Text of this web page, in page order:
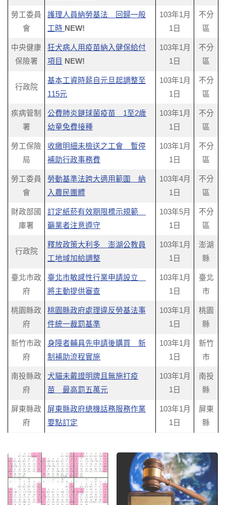
勞工委員
會
護理人員納勞基法 回歸一般
工時 NEW!
103年1月
1日
不分
區
中央健康
保險署
狂犬病人用疫苗納入健保給付
項目 NEW!
103年1月
1日
不分
區
行政院
基本工資時薪自元旦起調整至
115元
103年1月
1日
不分
區
疾病管制
署
公費肺炎鏈球菌疫苗 1至2歲
幼童免費接種
103年1月
1日
不分
區
勞工保險
局
收繳明細未檢送之工會 暫停
補助行政事務費
103年1月
1日
不分
區
勞工委員
會
勞動基準法跨大適用範圍 納
入農民團體
103年4月
1日
不分
區
財政部國
庫署
訂定紙菸有效期限標示規範
籲業者注意遵守
103年5月
1日
不分
區
行政院
釋放政策大利多 澎湖公教員
工地域加給調整
103年1月
1日
澎湖
縣
臺北市政
府
臺北市敏感性行業申請設立
將主動提供審查
103年1月
1日
臺北
市
桃園縣政
府
桃園縣政府處理違反勞基法事
件統一裁罰基準
103年1月
1日
桃園
縣
新竹市政
府
身障者輔具先申請後購買 新
制補助流程實施
103年1月
1日
新竹
市
南投縣政
府
犬貓未戴證明牌且無施打疫
苗 最高罰五萬元
103年1月
1日
南投
縣
屏東縣政
府
屏東縣政府總機話務服務作業
要點訂定
103年1月
1日
屏東
縣